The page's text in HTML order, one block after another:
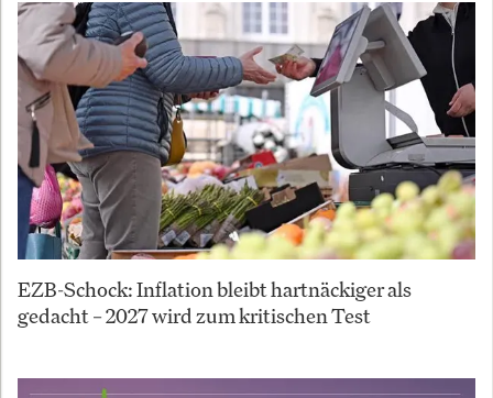
EZB-Schock: Inflation bleibt hartnäckiger als
gedacht – 2027 wird zum kritischen Test